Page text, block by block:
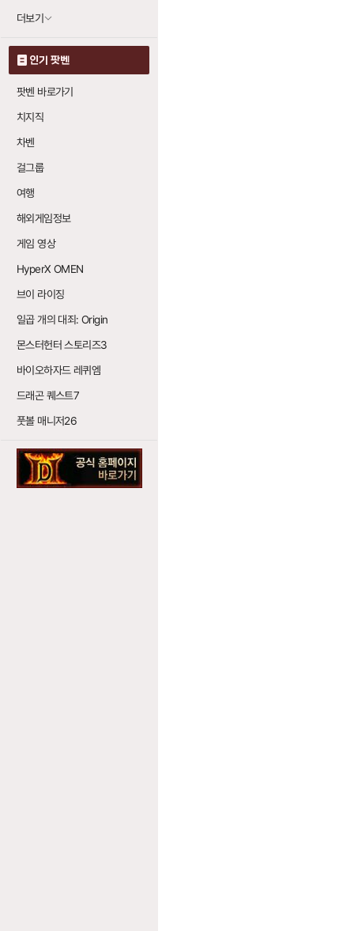
더보기
인기 팟벤
팟벤 바로가기
치지직
차벤
걸그룹
여행
해외게임정보
게임 영상
HyperX OMEN
브이 라이징
일곱 개의 대죄: Origin
몬스터헌터 스토리즈3
바이오하자드 레퀴엠
드래곤 퀘스트7
풋볼 매니저26